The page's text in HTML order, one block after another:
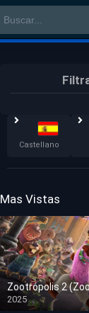
Castellano
Mas Vistas
Zootrópolis 2
2025
HD 1080p